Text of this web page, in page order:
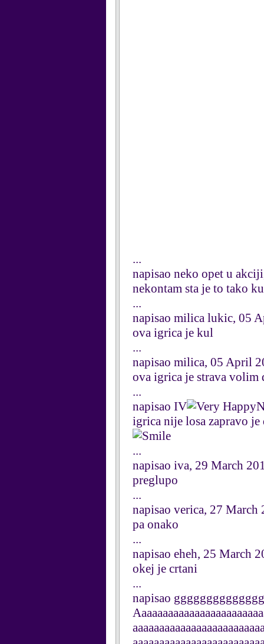
...
napisao neko opet u
nekontam sta je to tako
...
napisao milica lukic, 05
ova igrica je kul
...
napisao milica, 05 April
ova igrica je strava volim
...
napisao IV
igrica nije losa zapravo je
...
napisao iva, 29 March
preglupo
...
napisao verica, 27 March
pa onako
...
napisao eheh, 25 March
okej je crtani
...
napisao